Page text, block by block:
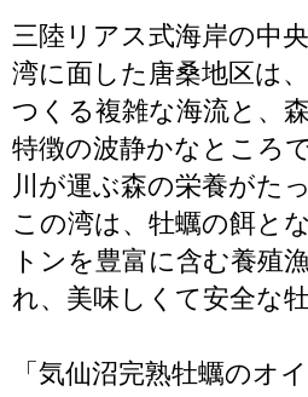
三陸リアス式海岸の中
湾に面した唐桑地区は
つくる複雑な海流と、
特徴の波静かなところで
川が運ぶ森の栄養がた
この湾は、牡蠣の餌と
トンを豊富に含む養殖
れ、美味しくて安全な
「気仙沼完熟牡蠣のオ